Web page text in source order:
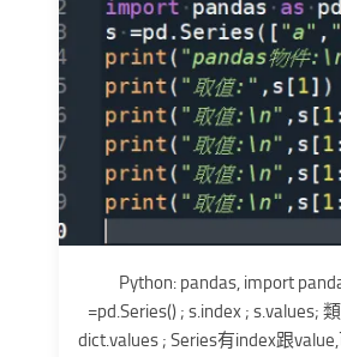
Python: pandas, import
=pd.Series() ; s.index ; s.values;
dict.values ; Series有index跟